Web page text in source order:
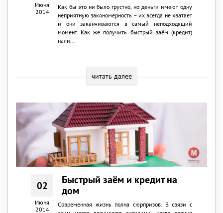
Июня
2014
Как бы это ни было грустно, но деньги имеют одну
неприятную закономерность – их всегда не хватает
и они заканчиваются в самый неподходящий
момент. Как же получить быстрый заём (кредит)
нали...
читать далее
02
Июня
2014
Быстрый заём и кредит на
дом
Современная жизнь полна сюрпризов. В связи с